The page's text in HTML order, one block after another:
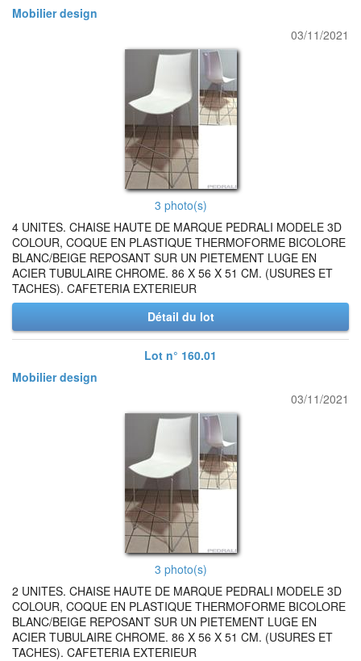
Mobilier design
03/11/2021
3 photo(s)
4 UNITES. CHAISE HAUTE DE MARQUE PEDRALI MODELE 3D
COLOUR, COQUE EN PLASTIQUE THERMOFORME BICOLORE
BLANC/BEIGE REPOSANT SUR UN PIETEMENT LUGE EN
ACIER TUBULAIRE CHROME. 86 X 56 X 51 CM. (USURES ET
TACHES). CAFETERIA EXTERIEUR
Détail du lot
Lot n° 160.01
Mobilier design
03/11/2021
3 photo(s)
2 UNITES. CHAISE HAUTE DE MARQUE PEDRALI MODELE 3D
COLOUR, COQUE EN PLASTIQUE THERMOFORME BICOLORE
BLANC/BEIGE REPOSANT SUR UN PIETEMENT LUGE EN
ACIER TUBULAIRE CHROME. 86 X 56 X 51 CM. (USURES ET
TACHES). CAFETERIA EXTERIEUR